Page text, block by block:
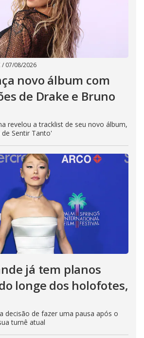
/ 07/08/2026
novo álbum com
de Drake e Bruno
revelou a ​tracklist de seu novo álbum,
Sentir Tanto'
já tem planos
longe dos holofotes,
decisão de fazer uma pausa após o
turnê atual